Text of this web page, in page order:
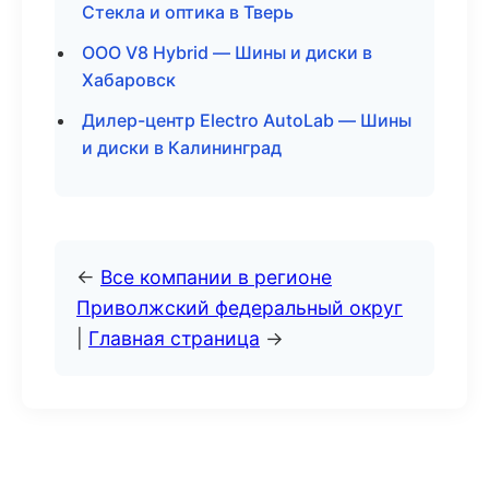
Стекла и оптика в Тверь
ООО V8 Hybrid — Шины и диски в
Хабаровск
Дилер-центр Electro AutoLab — Шины
и диски в Калининград
← Все компании в регионе
Приволжский федеральный округ
Главная страница →